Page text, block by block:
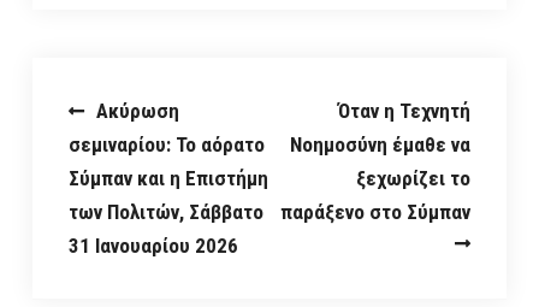
Post
navigation
Ακύρωση
σεμιναρίου: Το αόρατο
Σύμπαν και η Επιστήμη
των Πολιτών, Σάββατο
31 Ιανουαρίου 2026
Όταν η Τεχνητή
Νοημοσύνη έμαθε να
ξεχωρίζει το
παράξενο στο Σύμπαν